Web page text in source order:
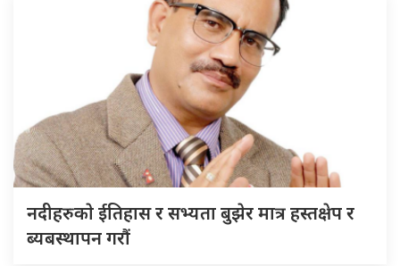
नदीहरुकाे ईतिहास र सभ्यता बुझेर मात्र हस्तक्षेप र
ब्यबस्थापन गराैं